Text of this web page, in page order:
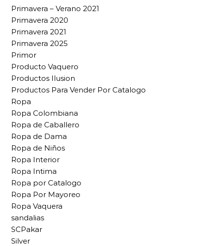
Primavera – Verano 2021
Primavera 2020
Primavera 2021
Primavera 2025
Primor
Producto Vaquero
Productos Ilusion
Productos Para Vender Por Catalogo
Ropa
Ropa Colombiana
Ropa de Caballero
Ropa de Dama
Ropa de Niños
Ropa Interior
Ropa Intima
Ropa por Catalogo
Ropa Por Mayoreo
Ropa Vaquera
sandalias
SCPakar
Silver